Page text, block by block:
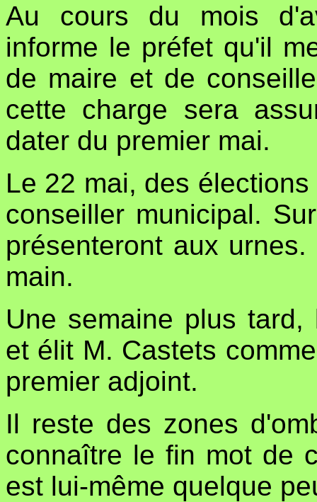
Au cours du mois
informe le préfet qu'il
de maire et de
cette charge sera
dater du premier mai.
Le 22 mai, des
conseiller municipal.
présenteront aux
main.
Une semaine plus
et élit M. Castets
premier adjoint.
Il reste des zones
connaître le fin mot de
est lui-même quelque